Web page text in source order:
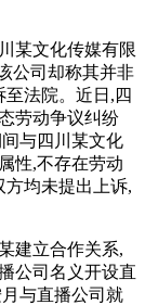
某文化传媒有限
公司却称其并非
法院。近日,四
劳动争议纠纷
与四川某文化
性,不存在劳动
方均未提出上诉,
建立合作关系,
公司名义开设直
与直播公司就